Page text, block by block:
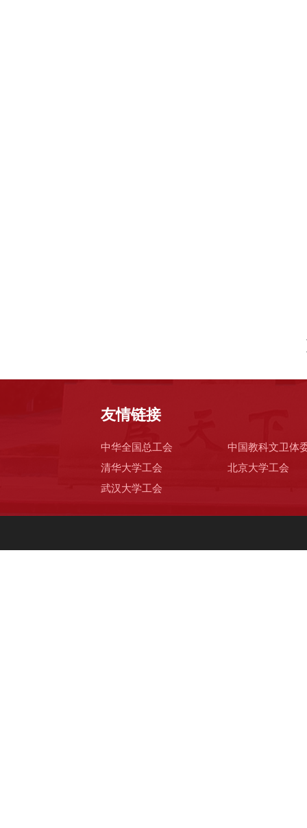
友情链接
中华全国总工会
中国教科文卫体
清华大学工会
北京大学工会
武汉大学工会